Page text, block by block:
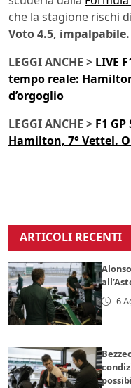
che la stagione rischi
Voto 4.5,
LEGGI ANCHE > LIVE
tempo reale:
d’orgoglio
LEGGI ANCHE > F1
Hamilton, 7° Vettel.
ARTICOLI RECENTI
6